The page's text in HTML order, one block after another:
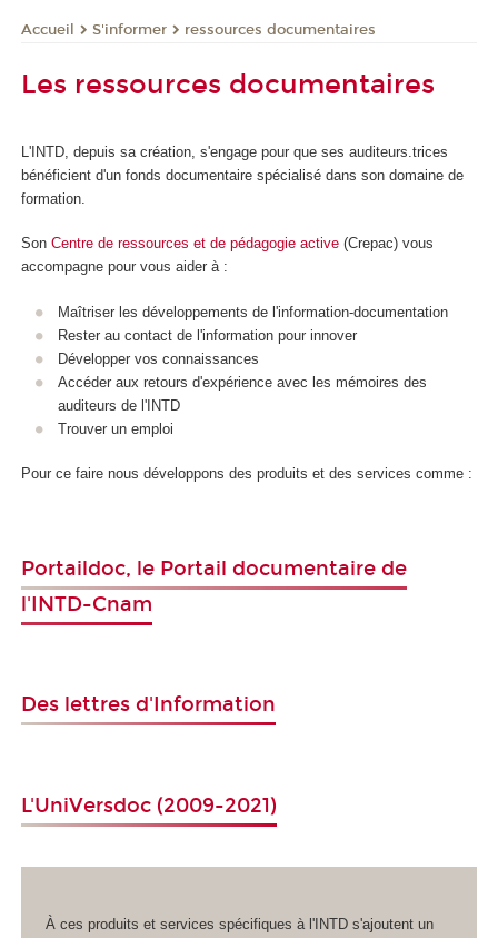
Accueil S'informer ressources documentaires
Les ressources documentaires
L'INTD, depuis sa création, s'engage pour que ses auditeurs.trices
bénéficient d'un fonds documentaire spécialisé dans son domaine de
formation.
Son Centre de ressources et de pédagogie active (Crepac) vous
accompagne pour vous aider à :
Maîtriser les développements de l'information-documentation
Rester au contact de l'information pour innover
Développer vos connaissances
Accéder aux retours d'expérience avec les mémoires des
auditeurs de l'INTD
Trouver un emploi
Pour ce faire nous développons des produits et des services comme :
Portaildoc, le Portail documentaire de
l'INTD-Cnam
Des lettres d'Information
L'UniVersdoc (2009-2021)
À ces produits et services spécifiques à l'INTD s'ajoutent un